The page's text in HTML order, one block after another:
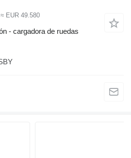
≈ EUR 49.580
- cargadora de ruedas